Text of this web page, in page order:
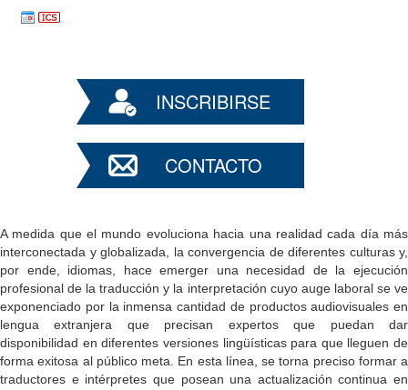
INSCRIBIRSE
CONTACTO
A medida que el mundo evoluciona hacia una realidad cada día más
interconectada y globalizada, la convergencia de diferentes culturas y,
por ende, idiomas, hace emerger una necesidad de la ejecución
profesional de la traducción y la interpretación cuyo auge laboral se ve
exponenciado por la inmensa cantidad de productos audiovisuales en
lengua extranjera que precisan expertos que puedan dar
disponibilidad en diferentes versiones lingüísticas para que lleguen de
forma exitosa al público meta. En esta línea, se torna preciso formar a
traductores e intérpretes que posean una actualización continua en